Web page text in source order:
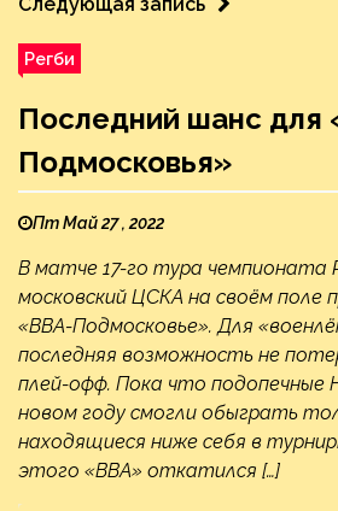
Регби
Последний шанс для
Подмосковья»
Пт Май 27 , 2022
В матче 17-го тура чемпионата
московский ЦСКА на своём поле
«ВВА-Подмосковье». Для
последняя возможность не
плей-офф. Пока что подопечные
новом году смогли обыграть
находящиеся ниже себя в
этого «ВВА» откатился […]